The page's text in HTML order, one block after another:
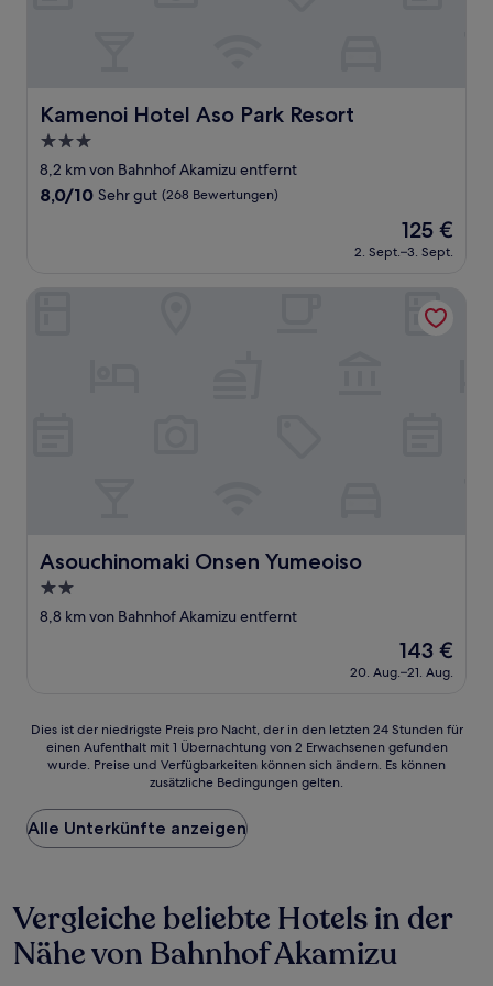
Kamenoi Hotel Aso Park Resort
Kamenoi Hotel Aso Park Resort
3.0-
Sterne-
Unterkunft
8,2 km von Bahnhof Akamizu entfernt
8.0
(268
8,0/10 Sehr gut (268 Bewertungen)
Der
Preis
beträgt
125 €
2. Sept.–3. Sept.
Asouchinomaki Onsen Yumeoiso
Asouchinomaki Onsen Yumeoiso
2.0-
Sterne-
8,8 km von Bahnhof Akamizu entfernt
Der
Preis
beträgt
143 €
20. Aug.–21. Aug.
Dies
der
Preis
pro
Nacht,
den
letzten
24 Stunden
für
Dies ist der niedrigste Preis pro Nacht, der in den letzten 24 Stunden für
einen Aufenthalt mit 1 Übernachtung von 2 Erwachsenen gefunden
wurde. Preise und Verfügbarkeiten können sich ändern. Es können
zusätzliche Bedingungen gelten.
Alle Unterkünfte anzeigen
Vergleiche beliebte Hotels in der
Nähe von Bahnhof Akamizu